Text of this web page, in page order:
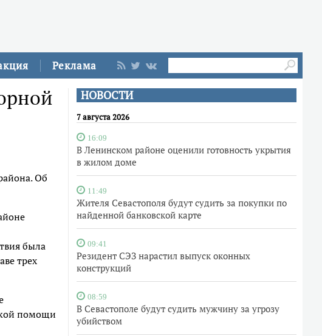
Реклама
НОВОСТИ
7 августа 2026
16:09
В Ленинском районе оценили готовность укрытия
в жилом доме
11:49
Жителя Севастополя будут судить за покупки по
найденной банковской карте
09:41
Резидент СЭЗ нарастил выпуск оконных
конструкций
08:59
В Севастополе будут судить мужчину за угрозу
убийством
Об
была
трех
помощи